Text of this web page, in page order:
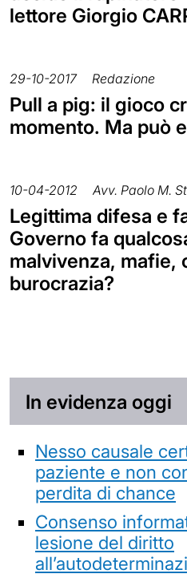
lettore Giorgio
29-10-2017 Redazione
Pull a pig: il gioco
momento. Ma può
10-04-2012 Avv. Paolo M.
Legittima difesa e
Governo fa
malvivenza, mafie,
burocrazia?
In evidenza oggi
Nesso causale
paziente e non
perdita di chance
Consenso
lesione del diritto